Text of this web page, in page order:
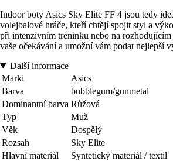
Indoor boty Asics Sky Elite FF 4 jsou tedy
volejbalové hráče, kteří chtějí spojit styl a
při intenzivním tréninku nebo na
vaše očekávání a umožní vám podat nejlepší
Další informace
Marki
Asics
Barva
bubblegum/gunmetal
Dominantní barva Růžová
Typ
Muž
Věk
Dospělý
Rozsah
Sky Elite
Hlavní materiál
Syntetický materiál / textil